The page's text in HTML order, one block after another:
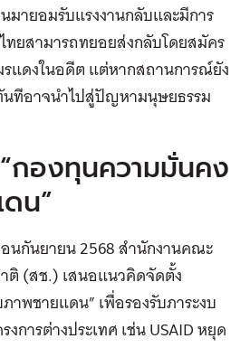
มายอมรับแรงงานกลับและมีการ
ยสามารถทยอยส่งกลับโดยสมัคร
แดงในอดีต แต่หากสถานการณ์ยัง
นทีอาจนำไปสู่ปัญหามนุษยธรรม
กองทุนความมั่นคง
น”
อนกันยายน 2568 สำนักงานคณะ
ติ (สช.) เสนอแนวคิดจัดตั้ง
าพชายแดน” เพื่อรองรับภาระงบ
การต่างประเทศ เช่น USAID หยุด